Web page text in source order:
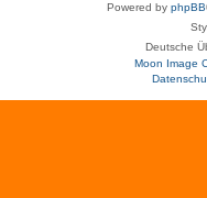
Powered by phpBB
Deutsche
Moon Image